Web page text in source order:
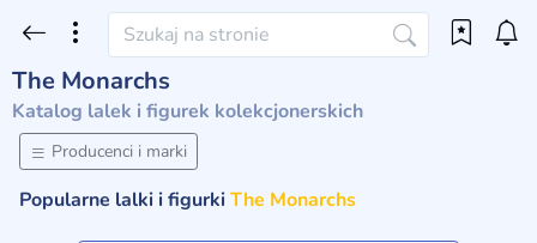
The Monarchs
Katalog lalek i figurek kolekcjonerskich
Producenci i marki
Popularne lalki i figurkiThe Monarchs